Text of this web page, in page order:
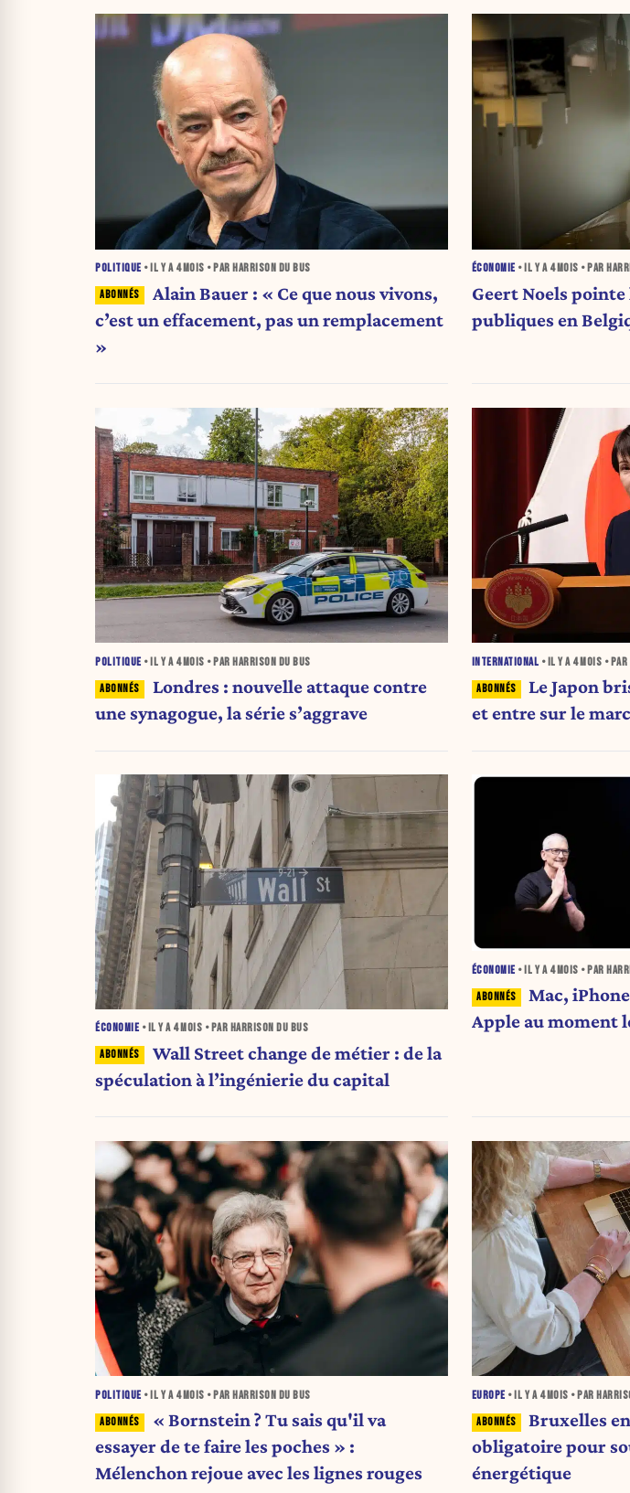
POLITIQUE • IL Y A 4 MOIS • PAR HARRISON DU BUS
Alain Bauer : « Ce que nous vivons,
c’est un effacement, pas un remplacement
»
ÉCONOMIE • IL Y A 4 MOIS • PAR
Geert Noels pointe
publiques en
POLITIQUE • IL Y A 4 MOIS • PAR HARRISON DU BUS
Londres : nouvelle attaque contre
une synagogue, la série s’aggrave
INTERNATIONAL • IL Y A 4 MOIS •
Le Japon
et entre sur le
ÉCONOMIE • IL Y A 4 MOIS • PAR HARRISON DU BUS
Wall Street change de métier : de la
spéculation à l’ingénierie du capital
ÉCONOMIE • IL Y A 4 MOIS • PAR
Mac,
Apple au moment
POLITIQUE • IL Y A 4 MOIS • PAR HARRISON DU BUS
« Bornstein ? Tu sais qu'il va
essayer de te faire les poches » :
Mélenchon rejoue avec les lignes rouges
EUROPE • IL Y A 4 MOIS • PAR
Bruxelles
obligatoire pour
énergétique